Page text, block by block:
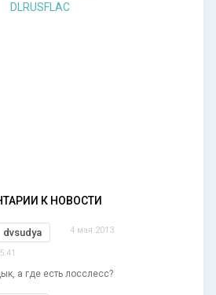
DLRUSFLAC
К НОВОСТИ
dvsudya 4 мая 2013
а где есть лосслесс?